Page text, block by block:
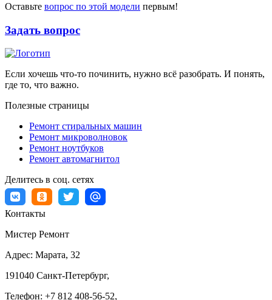
Оставьте вопрос по этой модели первым!
Задать вопрос
Если хочешь что-то починить, нужно всё разобрать. И понять,
где то, что важно.
Полезные страницы
Ремонт стиральных машин
Ремонт микроволновок
Ремонт ноутбуков
Ремонт автомагнитол
Делитесь в соц. сетях
Контакты
Мистер Ремонт
Адрес: Марата, 32
191040 Санкт-Петербург,
Телефон: +7 812 408-56-52,